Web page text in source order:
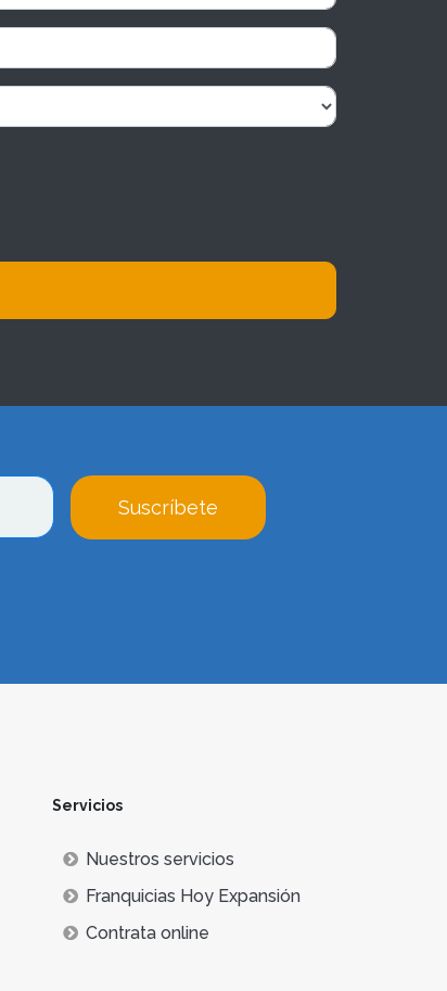
Suscríbete
Servicios
Nuestros servicios
Franquicias Hoy Expansión
Contrata online